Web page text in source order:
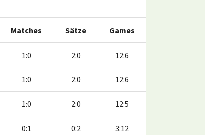
Matches Sätze Games
1:0 2:0 12:6
1:0 2:0 12:6
1:0 2:0 12:5
0:1 0:2 3:12